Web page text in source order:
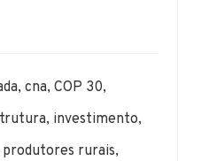
,cna,COP 30,
, investimento,
produtores rurais,